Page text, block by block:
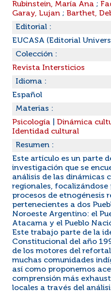
Rubinstein, María Ana ;
Garay, Lujan ; Barthet,
Editorial :
EUCASA (Editorial
Colección :
Revista Intersticios
Idioma :
Español
Materias :
Psicología
Dinámica
Identidad cultural
Resumen :
Este artículo es un parte
investigación que se
análisis de las dinámicas
regionales,
procesos de etnogénesis
pertenecientes a dos
Noroeste Argentino: el
Atacama y el Pueblo
Este trabajo parte de la
Constitucional del año
de los motores del
muchas comunidades
así como proponemos
comprensión más
locales a través del